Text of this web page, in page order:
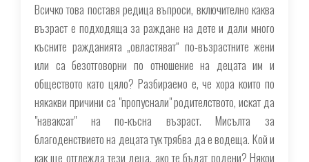
Всичко това поставя редица въпроси, включително каква
възраст е подходяща за раждане на дете и дали много
късните ражданията „овластяват“ по-възрастните жени
или са безотговорни по отношение на децата им и
обществото като цяло? Разбираемо е, че хора които по
някакви причини са "пропуснали" родителството, искат да
"наваксат" на по-късна възраст. Мисълта за
благоденствието на децата тук трябва да е водеща. Кой и
как ще отглежда тези деца, ако те бъдат родени? Някои